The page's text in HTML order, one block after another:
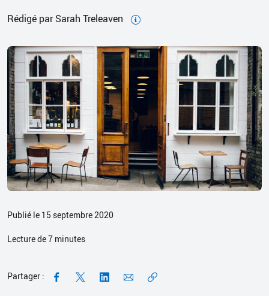
Rédigé par Sarah Treleaven
Publié le 15 septembre 2020
Lecture de7 minutes
Partager :